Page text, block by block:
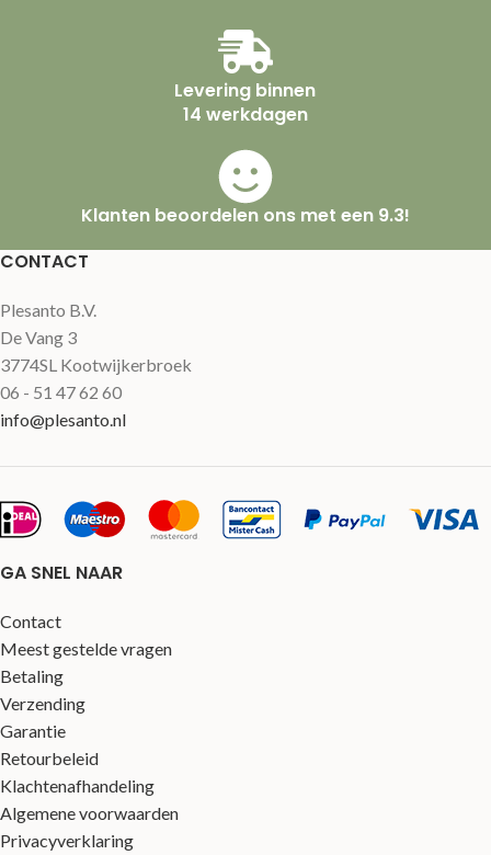
Levering binnen
14 werkdagen
Klanten beoordelen ons met een 9.3!
CONTACT
Plesanto B.V.
De Vang 3
3774SL Kootwijkerbroek
06 - 51 47 62 60
info@plesanto.nl
GA SNEL NAAR
Contact
Meest gestelde vragen
Betaling
Verzending
Garantie
Retourbeleid
Klachtenafhandeling
Algemene voorwaarden
Privacyverklaring